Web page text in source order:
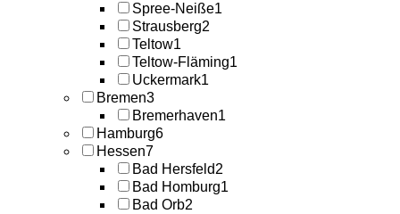
Spree-Neiße1
Strausberg2
Teltow1
Teltow-Fläming1
Uckermark1
Bremen3
Bremerhaven1
Hamburg6
Hessen7
Bad Hersfeld2
Bad Homburg1
Bad Orb2